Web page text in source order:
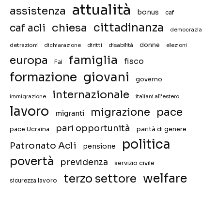
assistenza attualità bonus caf
caf acli chiesa cittadinanza democrazia
detrazioni dichiarazione diritti disabilità donne elezioni
europa Fai famiglia fisco
formazione giovani governo
immigrazione internazionale italiani all'estero
lavoro migranti migrazione pace
pace Ucraina pari opportunità parità di genere
Patronato Acli pensione politica
povertà previdenza servizio civile
sicurezza lavoro terzo settore welfare